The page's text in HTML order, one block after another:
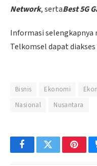
Network, sertaBest 5G
Informasi selengkapnya
Telkomsel dapat
Bisnis Ekonomi
Nasional
Nusantara
FacebookTwitter